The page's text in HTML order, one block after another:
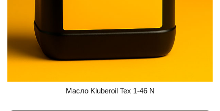
Масло Kluberoil Tex 1-46 N